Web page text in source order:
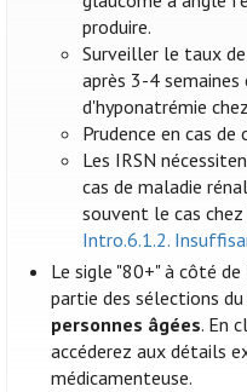
produire.
Surveiller le taux
après 3-4 semaines
d'hyponatrémie
Prudence en cas de
Les IRSN
cas de maladie
souvent le cas
Intro.6.1.2.
Le sigle "80+" à côté
partie des sélections du
personnes âgées. En
accéderez aux détails
médicamenteuse.